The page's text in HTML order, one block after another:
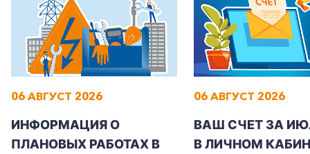
06 АВГУСТ 2026
ИНФОРМАЦИЯ О
ПЛАНОВЫХ РАБОТАХ В
06 АВГУСТ 2026
ВАШ СЧЕТ ЗА
В ЛИЧНОМ